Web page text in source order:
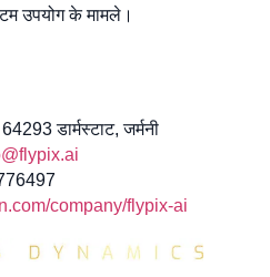
उपयोग के मामले।
डार्मस्टाट, जर्मनी
company/flypix-ai